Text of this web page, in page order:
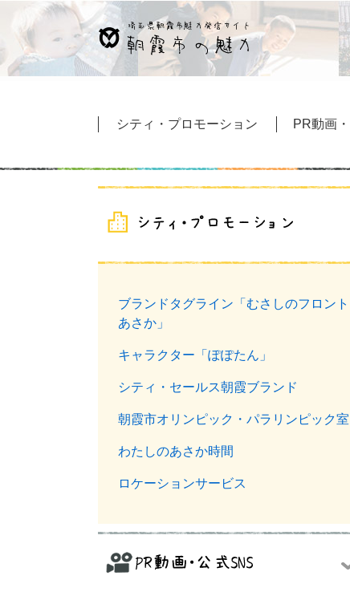
の
ー
シティ・プロモーション PR動画
ブランドタグライン「むさしのフロント
あさか」
キャラクター「ぽぽたん」
シティ・セールス朝霞ブランド
朝霞市オリンピック・パラリンピック室
わたしのあさか時間
ロケーションサービス